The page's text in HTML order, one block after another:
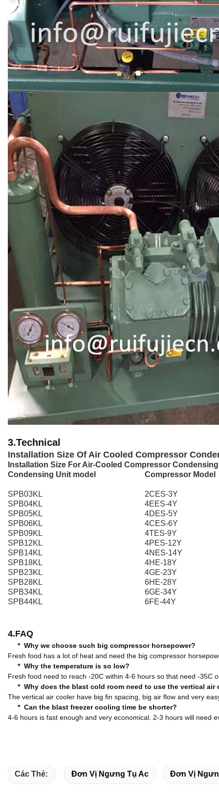
3.Technical
Installation Size Of Air Cooled Compressor
Installation Size For Air-Cooled Compressor
Condensing Unit model
Compressor Model
SPB03KL
2CES-3Y
SPB04KL
4EES-4Y
SPB05KL
4DES-5Y
SPB06KL
4CES-6Y
SPB09KL
4TES-9Y
SPB12KL
4PES-12Y
SPB14KL
4NES-14Y
SPB18KL
4HE-18Y
SPB23KL
4GE-23Y
SPB28KL
6HE-28Y
SPB34KL
6GE-34Y
SPB44KL
6FE-44Y
4.FAQ
* Why we choose such big compressor horsepower?
Fresh food has a lot of heat and need the big compressor
* Why the temperature is so low?
Fresh food need to reach -20C within 4-6 hours so that need -35C
* Why does the blast cold room need to use the vertical air
The vertical air cooler have big fin spacing, big air flow and very
* Can the blast freezer cooling time be shorter?
4-6 hours is fast enough and very economical. 2-3 hours will need
Các Thẻ: Đơn Vị Ngưng Tụ Ac Đơn Vị